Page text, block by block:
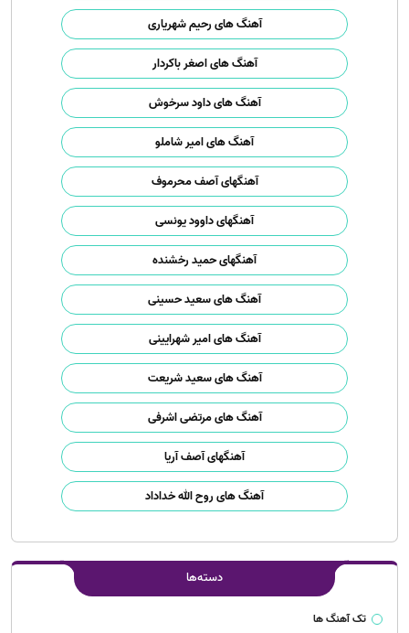
آهنگ های رحیم شهریاری
آهنگ های اصغر باکردار
آهنگ های داود سرخوش
آهنگ های امیر شاملو
آهنگهای آصف محرموف
آهنگهای داوود یونسی
آهنگهای حمید رخشنده
آهنگ های سعید حسینی
آهنگ های امیر شهرایینی
آهنگ های سعید شریعت
آهنگ های مرتضی اشرفی
آهنگهای آصف آریا
آهنگ های روح الله خداداد
دسته‌ها
تک آهنگ ها